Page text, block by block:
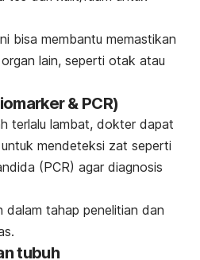
bisa membantu memastikan
lain, seperti otak atau
& PCR)
terlalu lambat, dokter dapat
mendeteksi zat seperti
(PCR) agar diagnosis
dalam tahap penelitian dan
.
tubuh